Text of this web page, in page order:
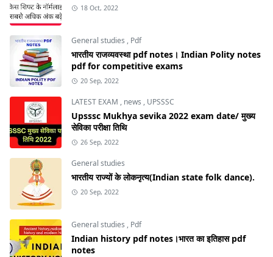
18 Oct, 2022
General studies , Pdf
भारतीय राजव्यवस्था pdf notes। Indian Polity notes
pdf for competitive exams
20 Sep, 2022
LATEST EXAM , news , UPSSSC
Upsssc Mukhya sevika 2022 exam date/ मुख्य
सेविका परीक्षा तिथि
26 Sep, 2022
General studies
भारतीय राज्यों के लोकनृत्य(Indian state folk dance).
20 Sep, 2022
General studies , Pdf
Indian history pdf notes।भारत का इतिहास pdf
notes